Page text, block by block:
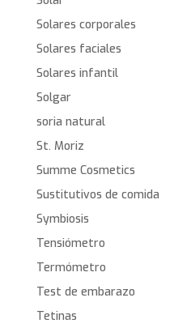
Solares corporales
Solares faciales
Solares infantil
Solgar
soria natural
St. Moriz
Summe Cosmetics
Sustitutivos de comida
Symbiosis
Tensiómetro
Termómetro
Test de embarazo
Tetinas